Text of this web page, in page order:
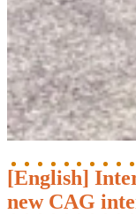
[English]
new CAG